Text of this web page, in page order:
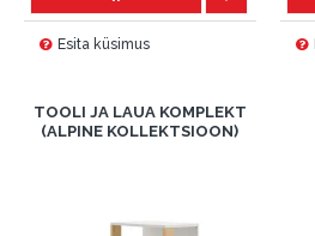
Esita küsimus
TOOLI JA LAUA KOMPLEKT
(ALPINE KOLLEKTSIOON)